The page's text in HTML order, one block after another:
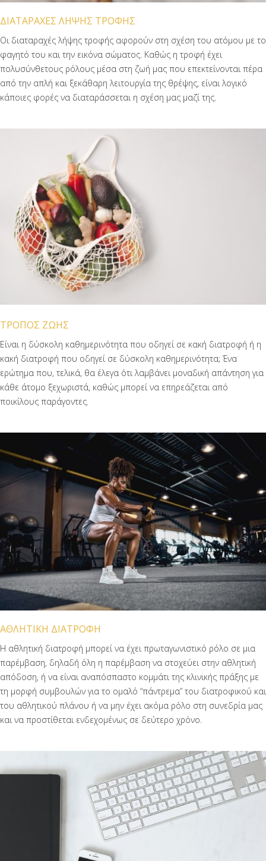
ΔΙΑΤΑΡΑΧΕΣ ΛΗΨΗΣ ΤΡΟΦΗΣ
Οι διαταραχές λήψης τροφής αφορούν στη σχέση του ατόμου με το
φαγητό του και την εικόνα σώματος. Καθώς η τροφή έχει
πολυσύνθετους ρόλους μέσα στη ζωή μας που επεκτείνονται πέρα
από την απλή και ξεκάθαρη λειτουργία της θρέψης, είναι λογικό
κάποιες φορές να διαταράσσεται η σχέση μας μαζί της.
ΤΡΟΠΟΣ ΖΩΗΣ
Είναι η δύσκολη καθημερινότητα που οδηγεί σε κακή διατροφή ή η
κακή διατροφή που οδηγεί σε δύσκολη καθημερινότητα; Ένα
ερώτημα που, τελικά, θα έλεγα ότι λαμβάνει μοναδική απάντηση για
κάθε άτομο ξεχωριστά, καθώς μπορεί να επηρεάζεται από
ποικίλους παράγοντες.
ΑΘΛΗΤΙΚΗ ΔΙΑΤΡΟΦΗ
Η αθλητική διατροφή μπορεί να έχει πρωταγωνιστικό ρόλο σε μια
παρέμβαση, δηλαδή όλη η παρέμβαση να στοχεύει στην αθλητική
απόδοση, ή να είναι αναπόσπαστο κομμάτι της κλινικής πράξης με
τη μορφή συμβουλών για το ομαλό “πάντρεμα” του διατροφικού και
του αθλητικού πλάνου ή να μην έχει ακόμα ρόλο στη συνεδρία μας
και να προστίθεται ενδεχομένως σε δεύτερο χρόνο.